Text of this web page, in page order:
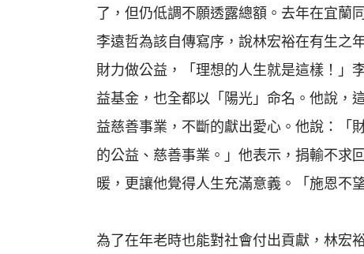
了，但仍低調不願透露總額。去年在宜蘭
李遠哲為該自傳寫序，說林宏裕在有生之
財力做公益，「理想的人生就是這樣！」
益基金，也全都以「陽光」命名。他說，
益慈善事業，不斷的獻出愛心。他說：「
的公益、慈善事業。」他表示，捐輸不求
暖，更讓他覺得人生充滿意義。「施恩不
為了在年老時也能對社會付出貢獻，林宏